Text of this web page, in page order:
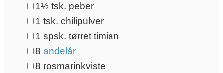
▢
1½ tsk. peber
▢
1 tsk. chilipulver
▢
1 spsk. tørret timian
▢
8 andelår
▢
8 rosmarinkviste